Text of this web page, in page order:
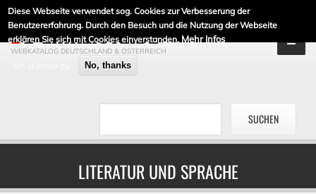
Diese Webseite verwendet sog. Cookies zur Verbesserung der
Benutzererfahrung. Durch den Besuch und die Nutzung der Webseite
erklären Sie sich mit Cookies einverstanden. Mehr Infos
No, thanks
DE-LINKLISTE.DE
WEBKATALOG DEUTSCHLAND & ÖSTERREICH
LITERATUR UND SPRACHE